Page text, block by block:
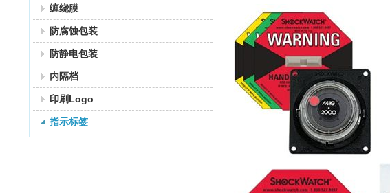
缠绕膜
防腐蚀包装
防静电包装
内隔档
印刷Logo
指示标签